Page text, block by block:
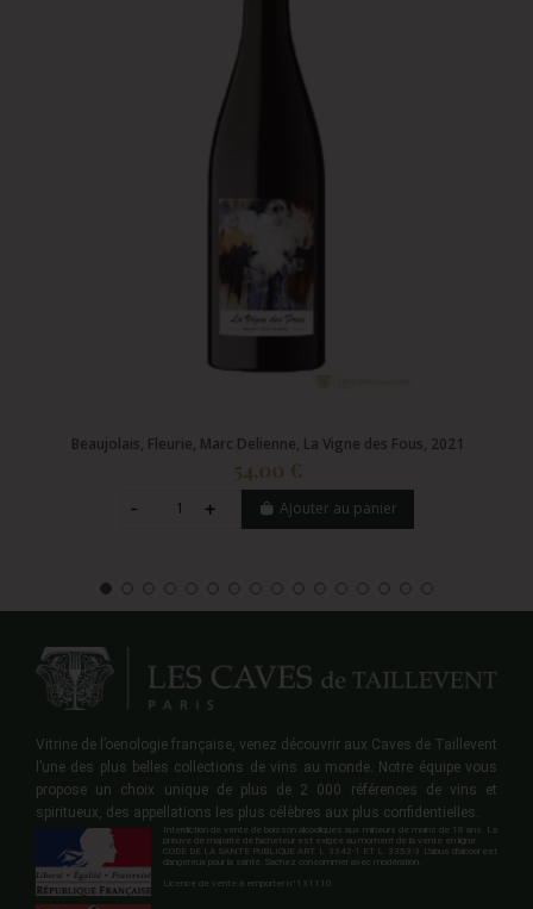
Beaujolais, Fleurie, Marc Delienne, La Vigne des Fous, 2021
54,00 €
Ajouter au panier
Vitrine de l’oenologie française, venez découvrir aux Caves de Taillevent
l’une des plus belles collections de vins au monde. Notre équipe vous
propose un choix unique de plus de 2 000 références de vins et
spiritueux, des appellations les plus célèbres aux plus confidentielles.
Interdiction de vente de boisson alcooliques aux mineurs de moins de 18 ans. La
preuve de majorité de l'acheteur est exigée au moment de la vente en ligne.
CODE DE LA SANTE PUBLIQUE ART. L 3342-1 ET L. 3353-3 L'abus d'alcool est
dangereux pour la santé. Sachez consommer avec modération.
Licence de vente à emporter n°131110.